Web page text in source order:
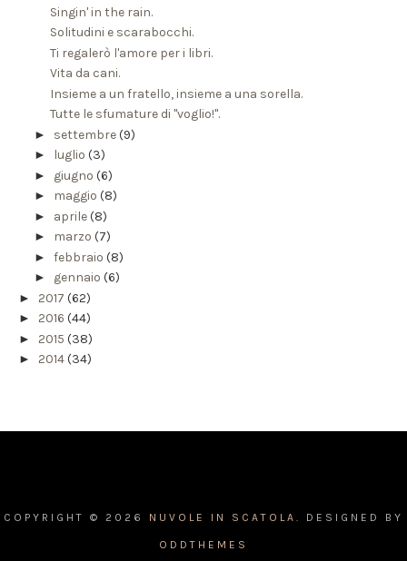
Singin' in the rain.
Solitudini e scarabocchi.
Ti regalerò l'amore per i libri.
Vita da cani.
Insieme a un fratello, insieme a una sorella.
Tutte le sfumature di "voglio!".
► settembre(9)
► luglio (3)
► giugno (6)
► maggio (8)
► aprile(8)
► marzo (7)
► febbraio (8)
► gennaio (6)
► 2017 (62)
► 2016 (44)
► 2015 (38)
► 2014(34)
COPYRIGHT © 2026 NUVOLE IN SCATOLA. DESIGNED BY
ODDTHEMES